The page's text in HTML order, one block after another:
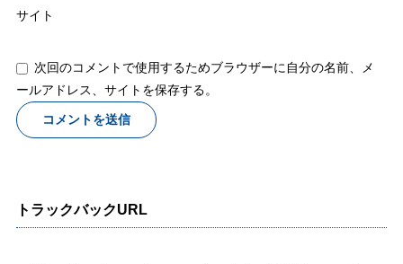
サイト
次回のコメントで使用するためブラウザーに自分の名前、メ
ールアドレス、サイトを保存する。
トラックバックURL